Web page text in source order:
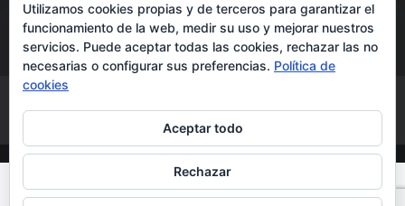
Política de cookies
Accesibilidad
Utilizamos cookies propias y de terceros para garantizar el
funcionamiento de la web, medir su uso y mejorar nuestros
servicios. Puede aceptar todas las cookies, rechazar las no
necesarias o configurar sus preferencias. Política de
cookies
Aceptar todo
Rechazar